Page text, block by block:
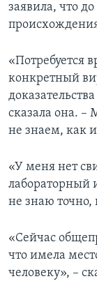
заявила, что
«Потребуется
конкретный
сказала она. –
не знаем, как и
«У меня нет
лабораторный
не знаю точно,
«Сейчас
что имела
человеку», –